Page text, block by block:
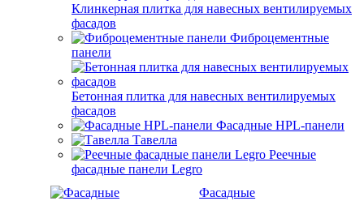
Клинкерная плитка для навесных вентилируемых
фасадов
Фиброцементные
панели
Бетонная плитка для навесных вентилируемых
фасадов
Фасадные HPL-панели
Тавелла
Реечные
фасадные панели Legro
Фасадные